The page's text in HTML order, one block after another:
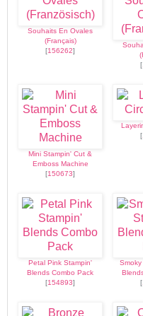
Souhaits En Ovales
(Français)
[156262]
[
Mini Stampin' Cut &
Emboss Machine
[150673]
[
Petal Pink Stampin'
Blends Combo Pack
[154893]
[